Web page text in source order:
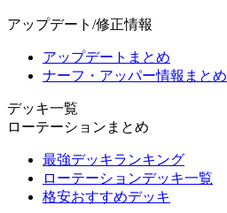
アップデート/修正情報
アップデートまとめ
ナーフ・アッパー情報まとめ
デッキ一覧
ローテーションまとめ
最強デッキランキング
ローテーションデッキ一覧
格安おすすめデッキ